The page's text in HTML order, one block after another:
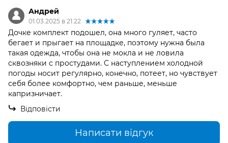
Андрей
01.03.2025 в 21:22
Дочке комплект подошел, она много гуляет, часто
бегает и прыгает на площадке, поэтому нужна была
такая одежда, чтобы она не мокла и не ловила
сквозняки с простудами. С наступлением холодной
погоды носит регулярно, конечно, потеет, но чувствует
себя более комфортно, чем раньше, меньше
капризничает.
Відповісти
Написати відгук